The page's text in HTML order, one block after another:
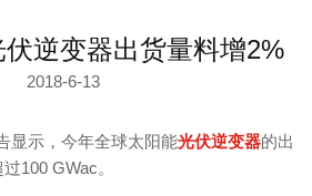
逆变器出货量料增2%
2018-6-13
显示，今年全球太阳能光伏逆变器的出
100 GWac。